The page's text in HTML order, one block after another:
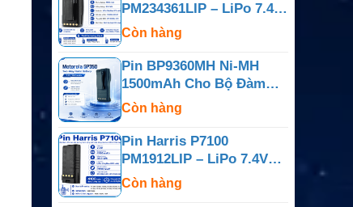
PM234361LIP – LiPo 7.4V
4100mAh
Còn hàng
Pin BP9360MH Ni-MH
1500mAh Cho Bộ Đàm
Motorola GP350
Còn hàng
Pin Harris P7100
PM1912LIP – LiPo 7.4V
4100mAh
Còn hàng